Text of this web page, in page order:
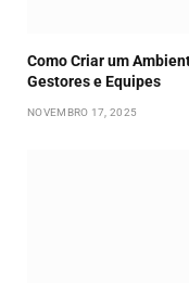
Como Criar um
Gestores e Equipes
NOVEMBRO 17, 2025